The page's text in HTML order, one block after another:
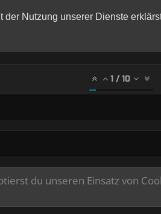
Nutzung unserer Dienste
1 / 10
du unseren Einsatz von